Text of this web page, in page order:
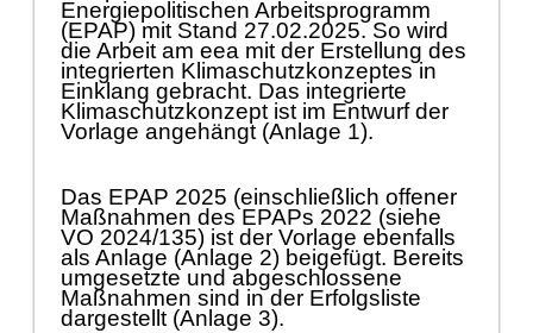
Energiepolitischen Arbeitsprogramm
(EPAP) mit Stand 27.02.2025. So wird
die Arbeit am eea mit der Erstellung des
integrierten Klimaschutzkonzeptesin
Einklang gebracht. Das integrierte
Klimaschutzkonzept ist im Entwurf der
Vorlage angehängt (Anlage 1).
Das EPAP 2025 (einschließ lich offener
Maßnahmen des EPAPs 2022 (siehe
VO 2024/135) ist der Vorlage ebenfalls
als Anlage (Anlage 2) beigefügt. Bereits
umgesetzte und abgeschlossene
Maßnahmen sind inder Erfolgsliste
dargestellt (Anlage 3).